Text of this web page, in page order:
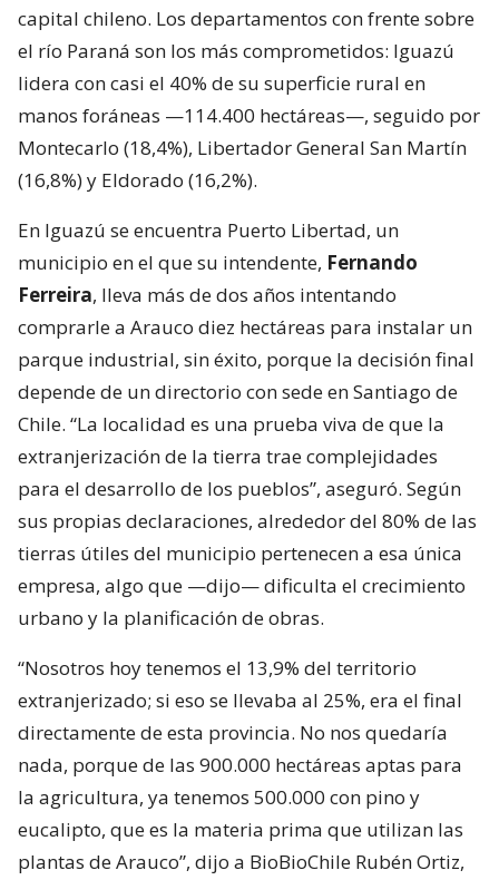
capital chileno. Los departamentos con frente sobre
el río Paraná son los más comprometidos: Iguazú
lidera con casi el 40% de su superficie rural en
manos foráneas —114.400 hectáreas—, seguido por
Montecarlo (18,4%), Libertador General San Martín
(16,8%) y Eldorado (16,2%).
En Iguazú se encuentra Puerto Libertad, un
municipio en el que su intendente, Fernando
Ferreira, lleva más de dos años intentando
comprarle a Arauco diez hectáreas para instalar un
parque industrial, sin éxito, porque la decisión final
depende de un directorio con sede en Santiago de
Chile. “La localidad es una prueba viva de que la
extranjerización de la tierra trae complejidades
para el desarrollo de los pueblos”, aseguró. Según
sus propias declaraciones, alrededor del 80% de las
tierras útiles del municipio pertenecen a esa única
empresa, algo que —dijo— dificulta el crecimiento
urbano y la planificación de obras.
“Nosotros hoy tenemos el 13,9% del territorio
extranjerizado; si eso se llevaba al 25%, era el final
directamente de esta provincia. No nos quedaría
nada, porque de las 900.000 hectáreas aptas para
la agricultura, ya tenemos 500.000 con pino y
eucalipto, que es la materia prima que utilizan las
plantas de Arauco”, dijo a BioBioChile Rubén Ortiz,